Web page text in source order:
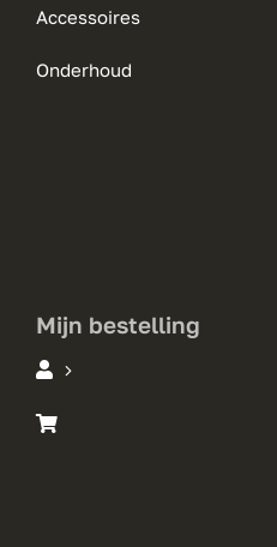
Accessoires
Onderhoud
Mijn bestelling